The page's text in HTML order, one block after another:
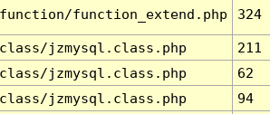
function_extend.php 324
jzmysql.class.php
211
jzmysql.class.php
62
jzmysql.class.php
94